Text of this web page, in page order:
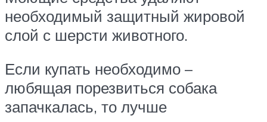
необходимый защитный жировой
слой с шерсти животного.
Если купать необходимо –
любящая порезвиться собака
запачкалась, то лучше